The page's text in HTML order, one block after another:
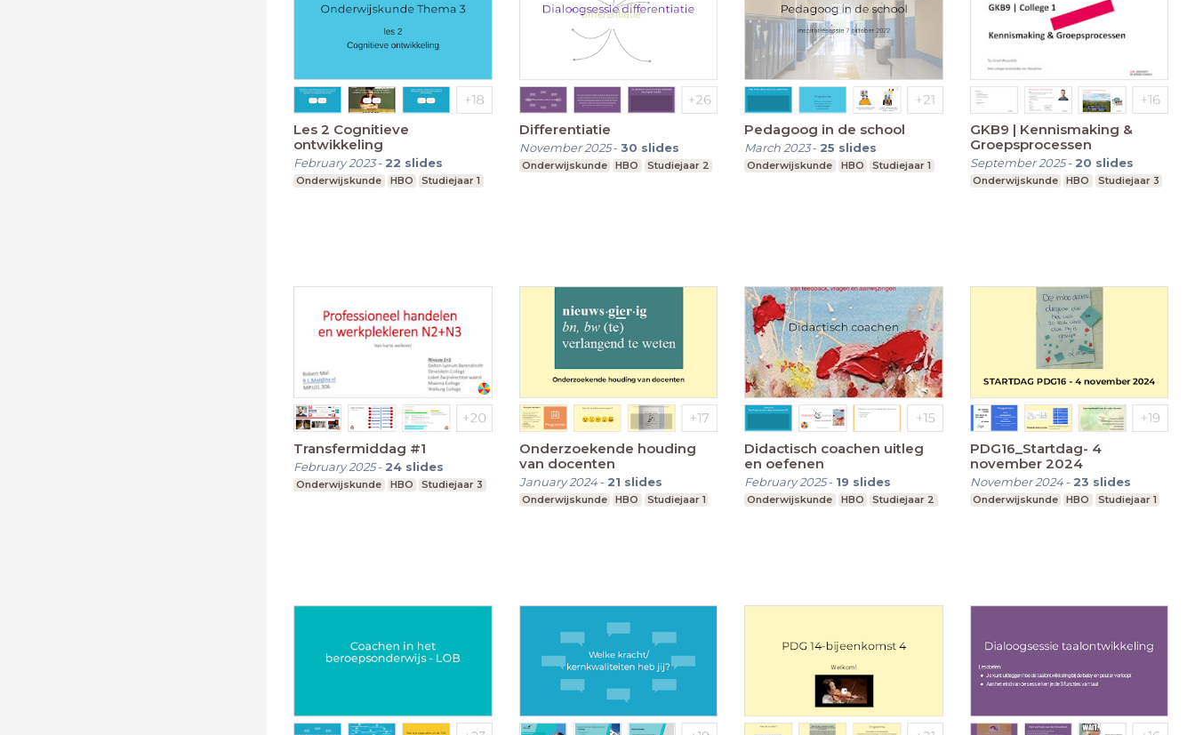
Les 2 Cognitieve
ontwikkeling
February 2023- 22 slides
Onderwijskunde HBO Studiejaar 1
Differentiatie
November 2025-30 slides
Onderwijskunde HBO Studiejaar 2
Pedagoog in de school
March 2023- 25 slides
Onderwijskunde HBO Studiejaar 1
GKB9 | Kennismaking &
Groepsprocessen
September 2025- 20 slides
Onderwijskunde HBO Studiejaar 3
Transfermiddag #1
February 2025- 24 slides
Onderwijskunde HBO Studiejaar 3
Onderzoekende houding
van docenten
January 2024- 21 slides
Onderwijskunde HBO Studiejaar 1
Didactisch coachen uitleg
en oefenen
February 2025- 19 slides
Onderwijskunde HBO Studiejaar 2
PDG16_Startdag- 4
november 2024
November 2024- 23 slides
Onderwijskunde HBO Studiejaar 1